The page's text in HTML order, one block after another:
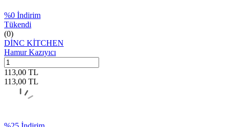
%0 İndirim
Tükendi
(0)
DİNC KİTCHEN
Hamur Kazıyıcı
113,00 TL
113,00 TL